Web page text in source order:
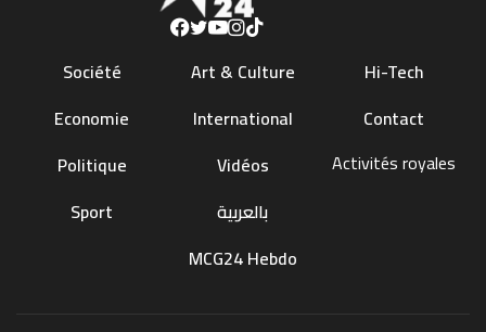
Société
Economie
Politique
Sport
Art & Culture
International
Vidéos
بالعربية
MCG24 Hebdo
Hi-Tech
Contact
Activités royales